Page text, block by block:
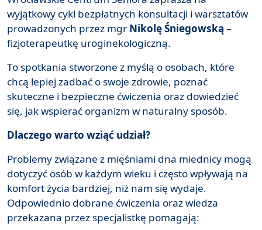
wyjątkowy cykl bezpłatnych konsultacji i warsztatów
prowadzonych przez mgr Nikolę Śniegowską –
fizjoterapeutkę uroginekologiczną.
To spotkania stworzone z myślą o osobach, które
chcą lepiej zadbać o swoje zdrowie, poznać
skuteczne i bezpieczne ćwiczenia oraz dowiedzieć
się, jak wspierać organizm w naturalny sposób.
Dlaczego warto wziąć udział?
Problemy związane z mięśniami dna miednicy mogą
dotyczyć osób w każdym wieku i często wpływają na
komfort życia bardziej, niż nam się wydaje.
Odpowiednio dobrane ćwiczenia oraz wiedza
przekazana przez specjalistkę pomagają: